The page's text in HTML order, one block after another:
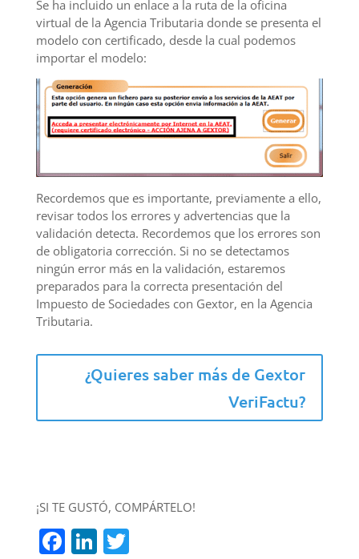
Se ha incluido un enlace a la ruta de la oficina
virtual de la Agencia Tributaria donde se presenta el
modelo con certificado, desde la cual podemos
importar el modelo:
Recordemos que es importante, previamente a ello,
revisar todos los errores y advertencias que la
validación detecta. Recordemos que los errores son
de obligatoria corrección. Si no se detectamos
ningún error más en la validación, estaremos
preparados para la correcta presentación del
Impuesto de Sociedades con Gextor, en la Agencia
Tributaria.
¿Quieres saber más de Gextor
VeriFactu?
¡SI TE GUSTÓ, COMPÁRTELO!
F Li T